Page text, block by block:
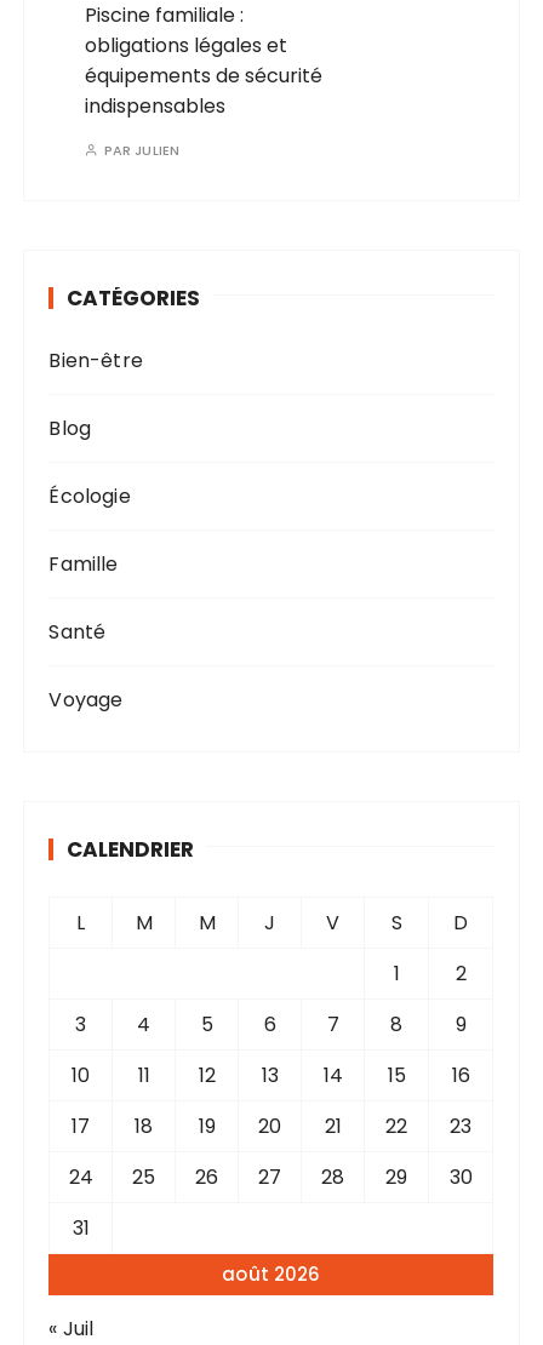
Piscine familiale :
obligations légales et
équipements de sécurité
indispensables
PAR JULIEN
CATÉGORIES
Bien-être
Blog
Écologie
Famille
Santé
Voyage
CALENDRIER
août 2026
L M M J V S
D
1
2
3
4 5 6 7 8
9
10
11 12 13 14 15
16
17
18 19 20 21 22
23
24
25 26 27 28 29
30
31
« Juil